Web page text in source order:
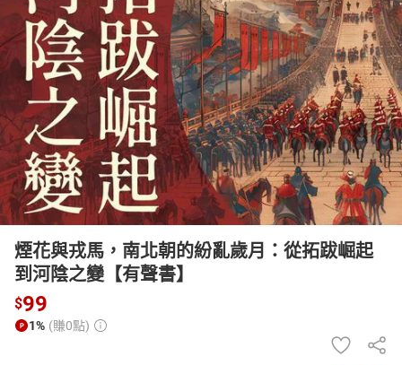
女裝 男裝 化妝保養 情趣用品
日本購物 電子/紙本書
HOT
煙花與戎馬，南北朝的紛亂歲月：從拓跋崛起
到河陰之變【有聲書】
$99
1% (賺0點)